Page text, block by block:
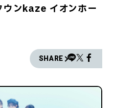
ウンkaze イオンホー
SHARE